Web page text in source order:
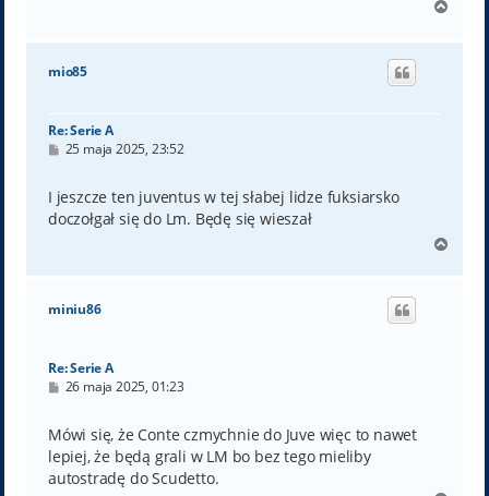
g
mio85
Re: Serie A
P
t
25 maja 2025, 23:52
I jeszcze ten juventus w tej słabej lidze fuksiarsko
doczołgał się do Lm. Będę się wieszał
g
miniu86
Re: Serie A
P
t
26 maja 2025, 01:23
Mówi się, że Conte czmychnie do Juve więc to nawet
lepiej, że będą grali w LM bo bez tego mieliby
autostradę do Scudetto.